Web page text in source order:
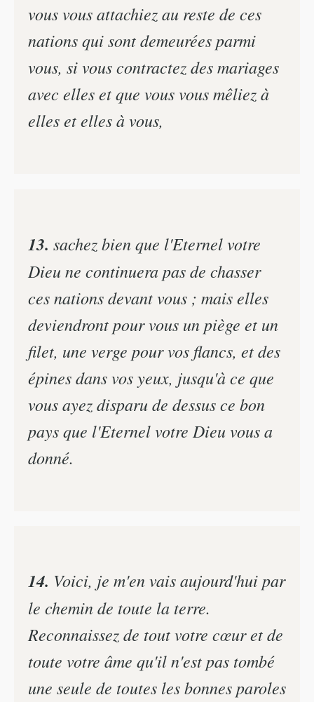
vous vous attachiez au reste de ces
nations qui sont demeurées parmi
vous, si vous contractez des mariages
avec elles et que vous vous mêliez à
elles et elles à vous,
13. sachez bien que l'Eternel votre
Dieu ne continuera pas de chasser
ces nations devant vous ; mais elles
deviendront pour vous un piège et un
filet, une verge pour vos flancs, et des
épines dans vos yeux, jusqu'à ce que
vous ayez disparu de dessus ce bon
pays que l'Eternel votre Dieu vous a
donné.
14. Voici, je m'en vais aujourd'hui par
le chemin de toute la terre.
Reconnaissez de tout votre cœur et de
toute votre âme qu'il n'est pas tombé
une seule de toutes les bonnes paroles